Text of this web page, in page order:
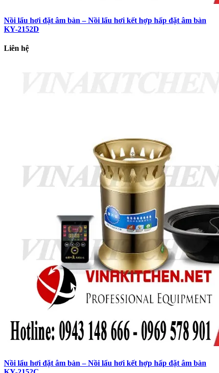
Nồi lẩu hơi đặt âm bàn – Nồi lẩu hơi kết hợp hấp đặt âm bàn
KY-2152D
Liên hệ
Nồi lẩu hơi đặt âm bàn – Nồi lẩu hơi kết hợp hấp đặt âm bàn